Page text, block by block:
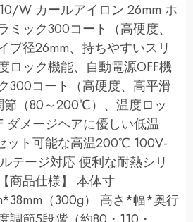
W カールアイロン 26mm ホ
ミック300コート（高硬度、
プ径26mm、持ちやすいスリ
ロック機能、自動電源OFF機
300コート（高硬度、高平滑
節（80～200℃）、温度ロッ
ダメージヘアに優しい低温
ット可能な高温200℃ 100V-
テージ対応 便利な耐熱シリ
商品仕様】 本体寸
（300g） 高さ*幅*奥行